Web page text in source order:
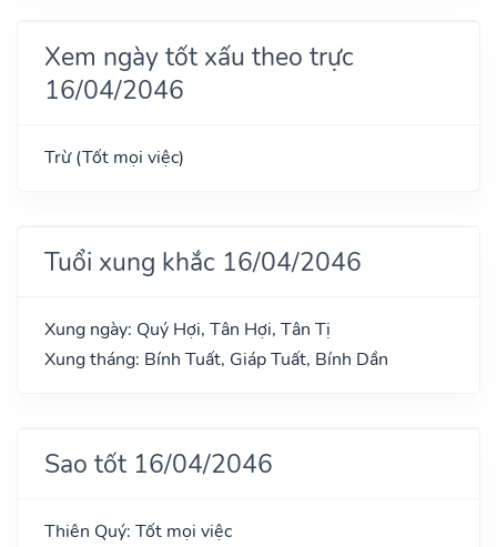
Xem ngày tốt xấu theo trực
16/04/2046
Trừ (Tốt mọi việc)
Tuổi xung khắc 16/04/2046
Xung ngày: Quý Hợi, Tân Hợi, Tân Tị
Xung tháng: Bính Tuất, Giáp Tuất, Bính Dần
Sao tốt 16/04/2046
Thiên Quý: Tốt mọi việc